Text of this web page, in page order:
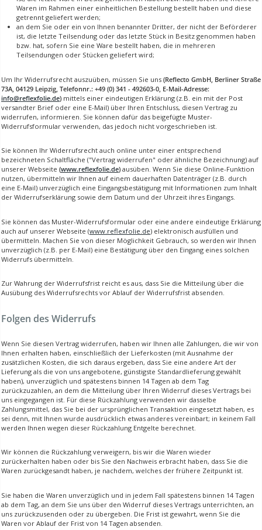
Waren im Rahmen einer einheitlichen Bestellung bestellt haben und diese
getrennt geliefert werden;
an dem Sie oder ein von Ihnen benannter Dritter, der nicht der Beförderer
ist, die letzte Teilsendung oder das letzte Stück in Besitz genommen haben
bzw. hat, sofern Sie eine Ware bestellt haben, die in mehreren
Teilsendungen oder Stücken geliefert wird;
Um Ihr Widerrufsrecht auszuüben, müssen Sie uns (Reflecto GmbH, Berliner Straße
73A, 04129 Leipzig, Telefonnr.: +49 (0) 341 - 492603-0, E-Mail-Adresse:
info@reflexfolie.de) mittels einer eindeutigen Erklärung (z.B. ein mit der Post
versandter Brief oder eine E-Mail) über Ihren Entschluss, diesen Vertrag zu
widerrufen, informieren. Sie können dafür das beigefügte Muster-
Widerrufsformular verwenden, das jedoch nicht vorgeschrieben ist.
Sie können Ihr Widerrufsrecht auch online unter einer entsprechend
bezeichneten Schaltfläche ("Vertrag widerrufen" oder ähnliche Bezeichnung) auf
unserer Webseite (www.reflexfolie.de) ausüben. Wenn Sie diese Online-Funktion
nutzen, übermitteln wir Ihnen auf einem dauerhaften Datenträger (z.B. durch
eine E-Mail) unverzüglich eine Eingangsbestätigung mit Informationen zum Inhalt
der Widerrufserklärung sowie dem Datum und der Uhrzeit ihres Eingangs.
Sie können das Muster-Widerrufsformular oder eine andere eindeutige Erklärung
auch auf unserer Webseite (www.reflexfolie.de) elektronisch ausfüllen und
übermitteln. Machen Sie von dieser Möglichkeit Gebrauch, so werden wir Ihnen
unverzüglich (z.B. per E-Mail) eine Bestätigung über den Eingang eines solchen
Widerrufs übermitteln.
Zur Wahrung der Widerrufsfrist reicht es aus, dass Sie die Mitteilung über die
Ausübung des Widerrufsrechts vor Ablauf der Widerrufsfrist absenden.
Folgen des Widerrufs
Wenn Sie diesen Vertrag widerrufen, haben wir Ihnen alle Zahlungen, die wir von
Ihnen erhalten haben, einschließlich der Lieferkosten (mit Ausnahme der
zusätzlichen Kosten, die sich daraus ergeben, dass Sie eine andere Art der
Lieferung als die von uns angebotene, günstigste Standardlieferung gewählt
haben), unverzüglich und spätestens binnen 14 Tagen ab dem Tag
zurückzuzahlen, an dem die Mitteilung über Ihren Widerruf dieses Vertrags bei
uns eingegangen ist. Für diese Rückzahlung verwenden wir dasselbe
Zahlungsmittel, das Sie bei der ursprünglichen Transaktion eingesetzt haben, es
sei denn, mit Ihnen wurde ausdrücklich etwas anderes vereinbart; in keinem Fall
werden Ihnen wegen dieser Rückzahlung Entgelte berechnet.
Wir können die Rückzahlung verweigern, bis wir die Waren wieder
zurückerhalten haben oder bis Sie den Nachweis erbracht haben, dass Sie die
Waren zurückgesandt haben, je nachdem, welches der frühere Zeitpunkt ist.
Sie haben die Waren unverzüglich und in jedem Fall spätestens binnen 14 Tagen
ab dem Tag, an dem Sie uns über den Widerruf dieses Vertrags unterrichten, an
uns zurückzusenden oder zu übergeben. Die Frist ist gewahrt, wenn Sie die
Waren vor Ablauf der Frist von 14 Tagen absenden.